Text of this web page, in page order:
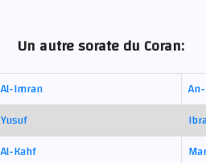
Un autre sorate du Coran:
Al-Imran
Yusuf
Al-Kahf